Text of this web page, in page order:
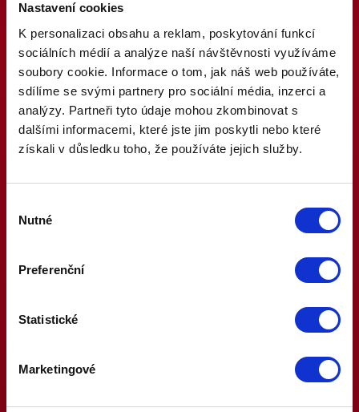
Nastavení cookies
K personalizaci obsahu a reklam, poskytování funkcí
sociálních médií a analýze naší návštěvnosti využíváme
soubory cookie. Informace o tom, jak náš web používáte,
sdílíme se svými partnery pro sociální média, inzerci a
analýzy. Partneři tyto údaje mohou zkombinovat s
dalšími informacemi, které jste jim poskytli nebo které
získali v důsledku toho, že používáte jejich služby.
souhlasu
Nutné
Preferenční
Statistické
Marketingové
Hlavní výhody Předčasného vyhodnocení:
Maximální jistota– vedení o dva góly znamená
okamžitou zelenou na tiketu
Ochrana před comebacky – dramatické zvraty
soupeře už váš výsledek nijak neovlivní
Široké využití– možnost kombinovat na SOLO, AKO,
Betbuilder nebo jiné systémové sázky
– exkluzivní možnost volby mezi
standardním trhem a speciální variantou u každého